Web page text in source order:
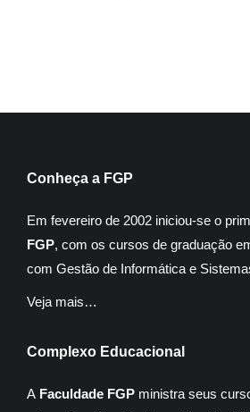
Conheça a FGP
Em fevereiro de 2002 iniciou-se o
FGP, com os cursos de graduação
com Gestão de Informática e
Veja mais…
Complexo Educacional
A Faculdade FGP ministra seus